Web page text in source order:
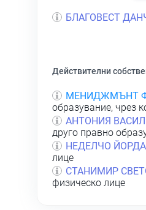
БЛАГОВЕСТ
Действителни
МЕНИДЖМЪНТ
образувание, чрез
АНТОНИЯ
друго правно
НЕДЕЛЧО
лице
СТАНИМИР
физическо лице